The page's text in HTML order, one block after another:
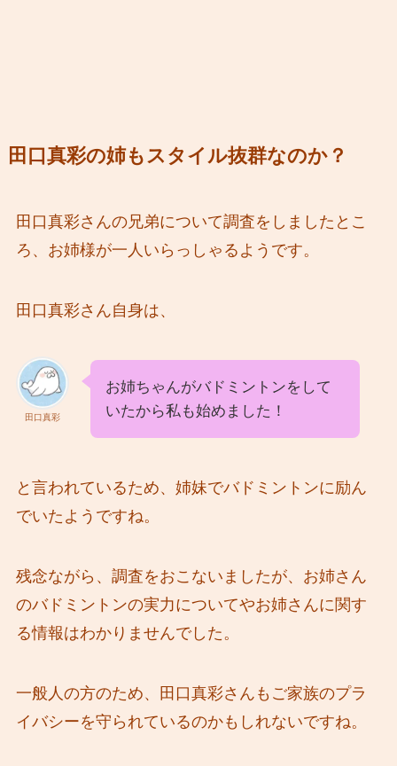
田口真彩の姉もスタイル抜群なのか？
田口真彩さんの兄弟について調査をしましたとこ
ろ、お姉様が一人いらっしゃるようです。
田口真彩さん自身は、
田口真彩
お姉ちゃんがバドミントンをして
いたから私も始めました！
と言われているため、姉妹でバドミントンに励ん
でいたようですね。
残念ながら、調査をおこないましたが、お姉さん
のバドミントンの実力についてやお姉さんに関す
る情報はわかりませんでした。
一般人の方のため、田口真彩さんもご家族のプラ
イバシーを守られているのかもしれないですね。